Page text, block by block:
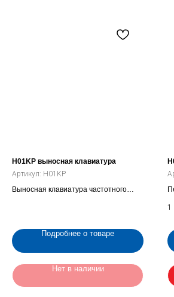
H01KP выносная клавиатура
Артикул: H01KP
Выносная клавиатура частотного
Подробнее о товаре
Нет в наличии
1